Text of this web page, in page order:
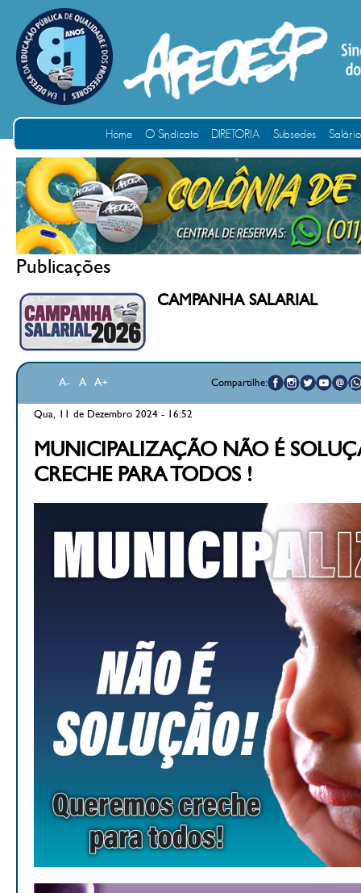
Home O Sindicato DIRETORIA Subsedes
Publicações
CAMPANHA SALARIAL
A- A A+ Compartilhe:
Qua, 11 de Dezembro 2024 - 16:52
MUNICIPALIZAÇÃO NÃO É
CRECHE PARA TODOS !